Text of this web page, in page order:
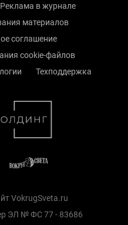
Реклама в журнале
материалов
соглашение
cookie-файлов
Техподдержка
VokrugSveta.ru
ЭЛ № ФС 77 - 83686